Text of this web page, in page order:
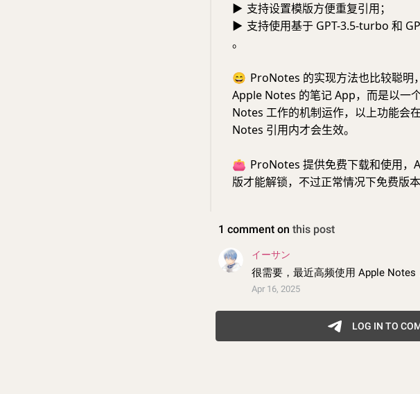
▶ 支持设置模版方便重复引用；
▶ 支持使用基于 GPT-3.5-turbo 和
。
😄 ProNotes 的实现方法也比较聪明
Apple Notes 的笔记 App，而是以一
Notes 工作的机制运作，以上功能会
Notes 引用内才会生效。
👛 ProNotes 提供免费下载和使用，
版才能解锁，不过正常情况下免费版